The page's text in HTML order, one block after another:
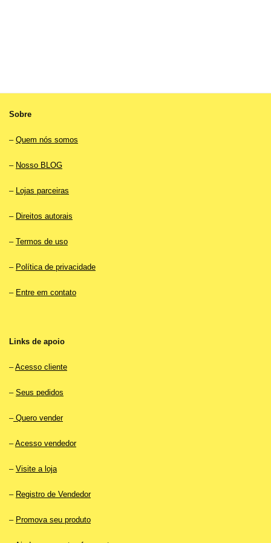
Sobre
– Quem nós somos
– Nosso BLOG
– Lojas parceiras
– Direitos autorais
– Termos de uso
– Política de privacidade
– Entre em contato
Links de apoio
–Acesso cliente
– Seus pedidos
–Quero vender
–Acesso vendedor
– Visite a loja
– Registro de Vendedor
– Promova seu produto